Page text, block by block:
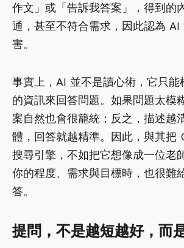
作文」或「告訴我答案」，得到的
通，甚至不符合需求，因此認為 AI
害。
事實上，AI 並不是讀心術，它只能
的資訊來回答問題。如果問題太模
案自然也會很籠統；反之，描述越
體，回答就越精準。因此，與其把
搜尋引擎，不如把它想像成一位老
你的程度、需求與目標時，也很難
答。
提問，不是越短越好，而